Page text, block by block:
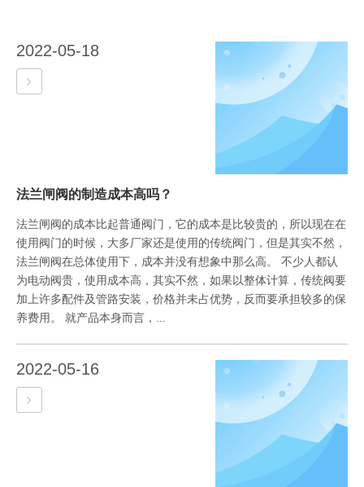
2022-05-18
法兰闸阀的制造成本高吗？
法兰闸阀的成本比起普通阀门，它的成本是比较贵的，所以现在在
使用阀门的时候，大多厂家还是使用的传统阀门，但是其实不然，
法兰闸阀在总体使用下，成本并没有想象中那么高。 不少人都认
为电动阀贵，使用成本高，其实不然，如果以整体计算，传统阀要
加上许多配件及管路安装，价格并未占优势，反而要承担较多的保
养费用。 就产品本身而言，...
2022-05-16